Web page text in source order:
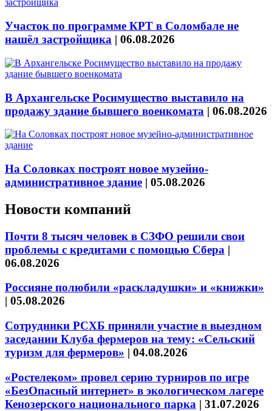
Участок по программе КРТ в Соломбале не
нашёл застройщика | 06.08.2026
В Архангельске Росимущество выставило на
продажу здание бывшего военкомата | 06.08.2026
На Соловках построят новое музейно-
административное здание | 05.08.2026
Новости компаний
Почти 8 тысяч человек в СЗФО решили свои
проблемы с кредитами с помощью Сбера |
06.08.2026
Россияне полюбили «раскладушки» и «книжки»
| 05.08.2026
Сотрудники РСХБ приняли участие в выездном
заседании Клуба фермеров на тему: «Сельский
туризм для фермеров» | 04.08.2026
«Ростелеком» провел серию турниров по игре
«БезОпасный интернет» в экологическом лагере
Кенозерского национального парка | 31.07.2026